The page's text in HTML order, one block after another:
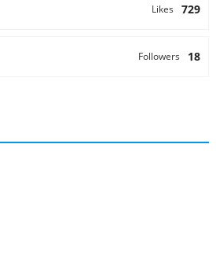
729
Likes
18
Followers